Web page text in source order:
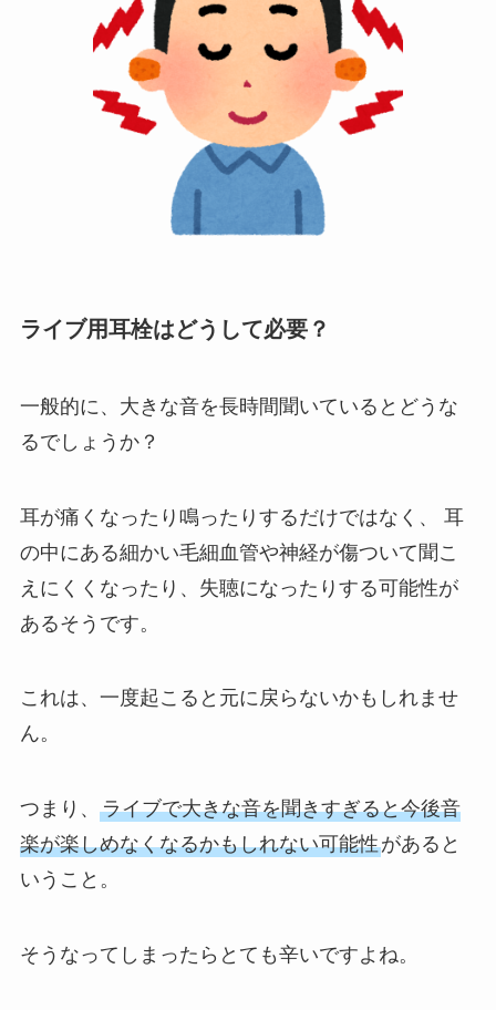
ライブ用耳栓はどうして必要？
一般的に、大きな音を長時間聞いているとどうな
るでしょうか？
耳が痛くなったり鳴ったりするだけではなく、 耳
の中にある細かい毛細血管や神経が傷ついて聞こ
えにくくなったり、失聴になったりする可能性が
あるそうです。
これは、一度起こると元に戻らないかもしれませ
ん。
つまり、 ライブで大きな音を聞きすぎると今後音
楽が楽しめなくなるかもしれない可能性があると
いうこと。
そうなってしまったらとても辛いですよね。